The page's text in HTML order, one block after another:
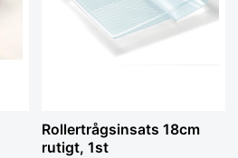
Rollertrågsinsats 18cm
rutigt, 1st